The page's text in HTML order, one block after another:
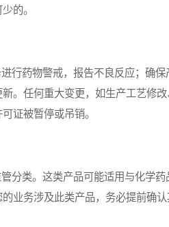
的。
药物警戒，报告不良反应；确保
。任何重大变更，如生产工艺修
证被暂停或吊销。
类。这类产品可能适用与化学药
业务涉及此类产品，务必提前确